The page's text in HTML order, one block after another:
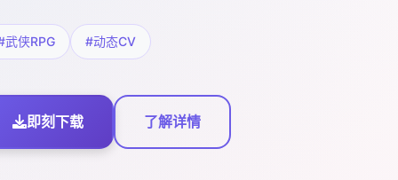
武侠RPG #动态CV
即刻下载 了解详情